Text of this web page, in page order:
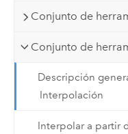
Conjunto de
Conjunto de
Descripción
Interpolación
Interpolar a partir